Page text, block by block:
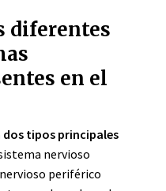
diferentes
en el
dos tipos principales
nervioso
periférico